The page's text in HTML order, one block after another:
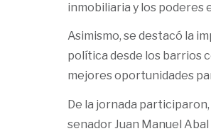
inmobiliaria y los poderes
Asimismo, se destacó la
política desde los barrios
mejores oportunidades
De la jornada
senador Juan Manuel